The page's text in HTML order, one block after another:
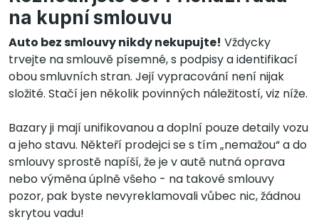
na kupní smlouvu
Auto bez smlouvy nikdy nekupujte! Vždycky
trvejte na smlouvě písemné, s podpisy a identifikací
obou smluvních stran. Její vypracování není nijak
složité. Stačí jen několik povinných náležitostí, viz níže.
Bazary ji mají unifikovanou a doplní pouze detaily vozu
a jeho stavu. Někteří prodejci se s tím „nemažou“ a do
smlouvy sprostě napíší, že je v autě nutná oprava
nebo výměna úplně všeho - na takové smlouvy
pozor, pak byste nevyreklamovali vůbec nic, žádnou
skrytou vadu!